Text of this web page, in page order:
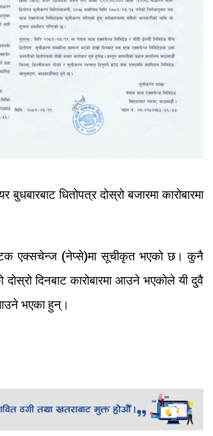
बुधबारबाट धितोपत्र दोस्रो बजारमा कारोबारमा
एक्सचेन्ज (नेप्से)मा सूचीकृत भएको छ। कुनै
दिनबाट कारोबारमा आउने भएकोले यी दुवै
आउने भएका हुन्।